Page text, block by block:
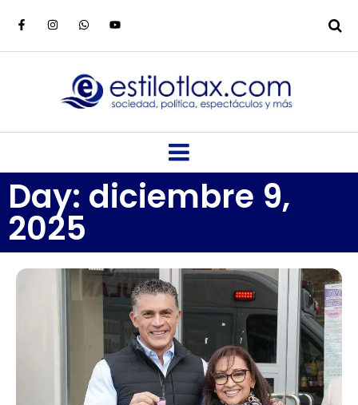
Day: diciembre 9,
2025